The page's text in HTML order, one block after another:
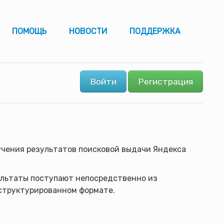
ПОМОЩЬ НОВОСТИ ПОДДЕРЖКА
Войти Регистрация
результатов поисковой выдачи Яндекса
поступают непосредственно из
формате.